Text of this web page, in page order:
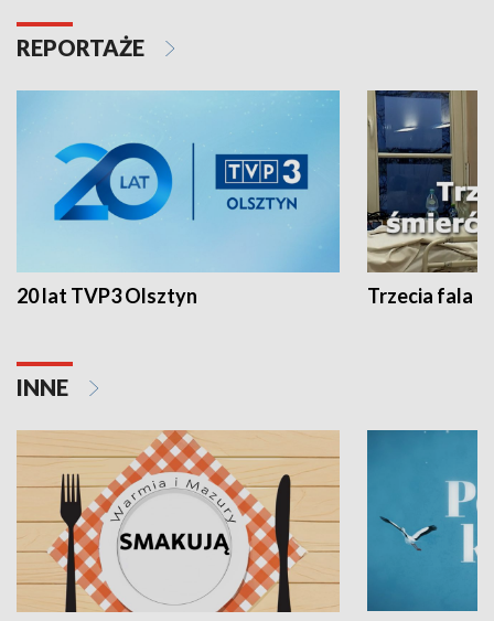
REPORTAŻE
20 lat TVP3 Olsztyn Trzecia fala -
INNE